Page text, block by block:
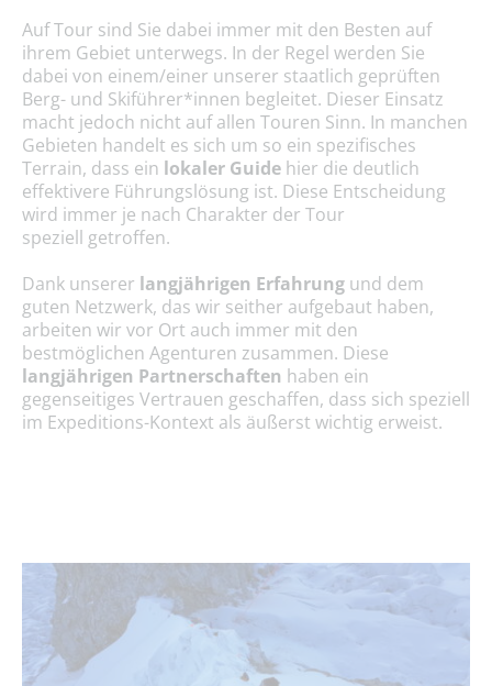
Auf Tour sind Sie dabei immer mit den Besten auf
ihrem Gebiet unterwegs. In der Regel werden Sie
dabei von einem/einer unserer staatlich geprüften
Berg- und Skiführer*innen begleitet. Dieser Einsatz
macht jedoch nicht auf allen Touren Sinn. In manchen
Gebieten handelt es sich um so ein spezifisches
Terrain, dass ein lokaler Guide hier die deutlich
effektivere Führungslösung ist. Diese Entscheidung
wird immer je nach Charakter der Tour
speziell getroffen.
Dank unserer langjährigen Erfahrung und dem
guten Netzwerk, das wir seither aufgebaut haben,
arbeiten wir vor Ort auch immer mit den
bestmöglichen Agenturen zusammen. Diese
langjährigen Partnerschaften haben ein
gegenseitiges Vertrauen geschaffen, dass sich speziell
im Expeditions-Kontext als äußerst wichtig erweist.